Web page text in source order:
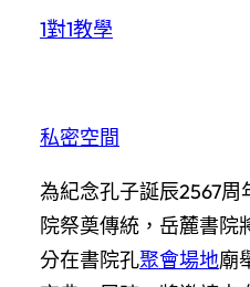
1對1教學
私密空間
為紀念孔子誕辰2567
院祭奠傳統，岳麓書院
分在書院孔聚會場地廟